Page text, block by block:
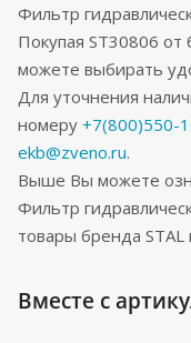
Фильтр
Покупая ST30806 от
можете выбирать
Для уточнения
номеру +7(800)550-
ekb@zveno.ru.
Выше Вы можете
Фильтр
товары бренда
Вместе с